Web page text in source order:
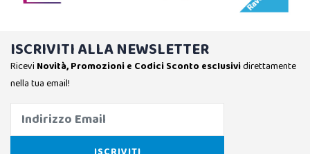
ISCRIVITI ALLA NEWSLETTER
Ricevi Novità, Promozioni e Codici Sconto esclusividirettamente
nella tua email!